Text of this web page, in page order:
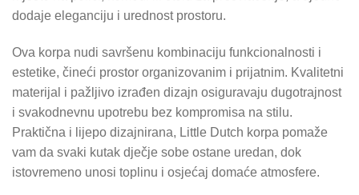
dodaje eleganciju i urednost prostoru.
Ova korpa nudi savršenu kombinaciju funkcionalnosti i
estetike, čineći prostor organizovanim i prijatnim. Kvalitetni
materijal i pažljivo izrađen dizajn osiguravaju dugotrajnost
i svakodnevnu upotrebu bez kompromisa na stilu.
Praktična i lijepo dizajnirana, Little Dutch korpa pomaže
vam da svaki kutak dječje sobe ostane uredan, dok
istovremeno unosi toplinu i osjećaj domaće atmosfere.